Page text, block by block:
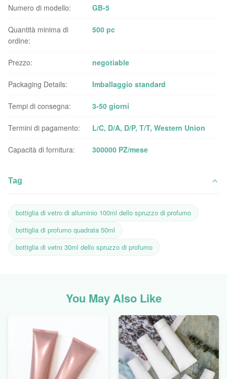
Numero di modello: GB-5
Quantità minima di
ordine:
500 pc
Prezzo: negotiable
Packaging Details: Imballaggio standard
Tempi di consegna: 3-50 giorni
Termini di pagamento: L/C, D/A, D/P, T/T, Western Union
Capacità di fornitura: 300000 PZ/mese
Tag
bottiglia di vetro di alluminio 100ml dello spruzzo di profumo
bottiglia di profumo quadrata 50ml
bottiglia di vetro 30ml dello spruzzo di profumo
You May Also Like